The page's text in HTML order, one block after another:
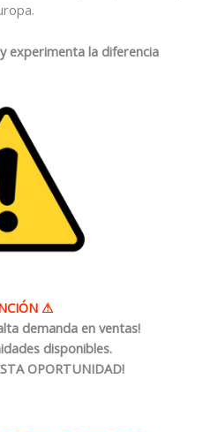
experimenta la diferencia
⚠
demanda en ventas!
disponibles.
OPORTUNIDAD!